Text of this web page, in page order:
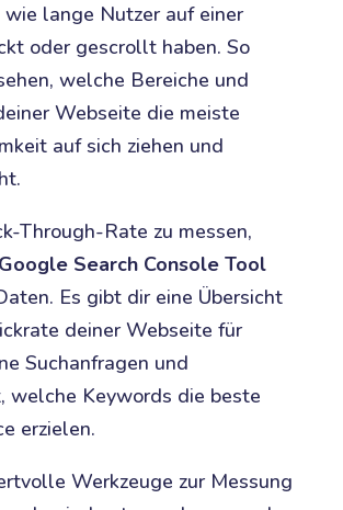
wie lange Nutzer auf einer
oder gescrollt haben. So
welche Bereiche und
Webseite die meiste
auf sich ziehen und
Through-Rate zu messen,
Google Search Console Tool
Es gibt dir eine Übersicht
deiner Webseite für
Suchanfragen und
welche Keywords die beste
erzielen.
Werkzeuge zur Messung